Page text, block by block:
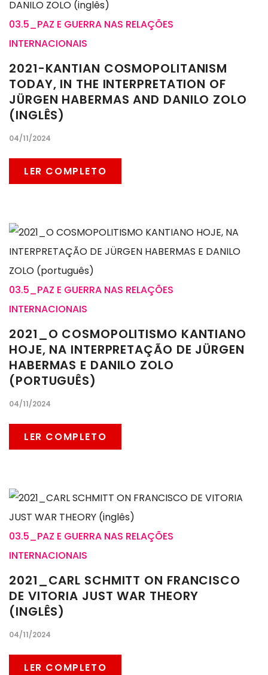
03.5_PAZ E GUERRA NAS RELAÇÕES
INTERNACIONAIS
2021-KANTIAN COSMOPOLITANISM
TODAY, IN THE INTERPRETATION OF
JÜRGEN HABERMAS AND DANILO ZOLO
(INGLÊS)
04/11/2024
LER COMPLETO
03.5_PAZ E GUERRA NAS RELAÇÕES
INTERNACIONAIS
2021_O COSMOPOLITISMO KANTIANO
HOJE, NA INTERPRETAÇÃO DE JÜRGEN
HABERMAS E DANILO ZOLO
(PORTUGUÊS)
04/11/2024
LER COMPLETO
03.5_PAZ E GUERRA NAS RELAÇÕES
INTERNACIONAIS
2021_CARL SCHMITT ON FRANCISCO
DE VITORIA JUST WAR THEORY
(INGLÊS)
04/11/2024
LER COMPLETO